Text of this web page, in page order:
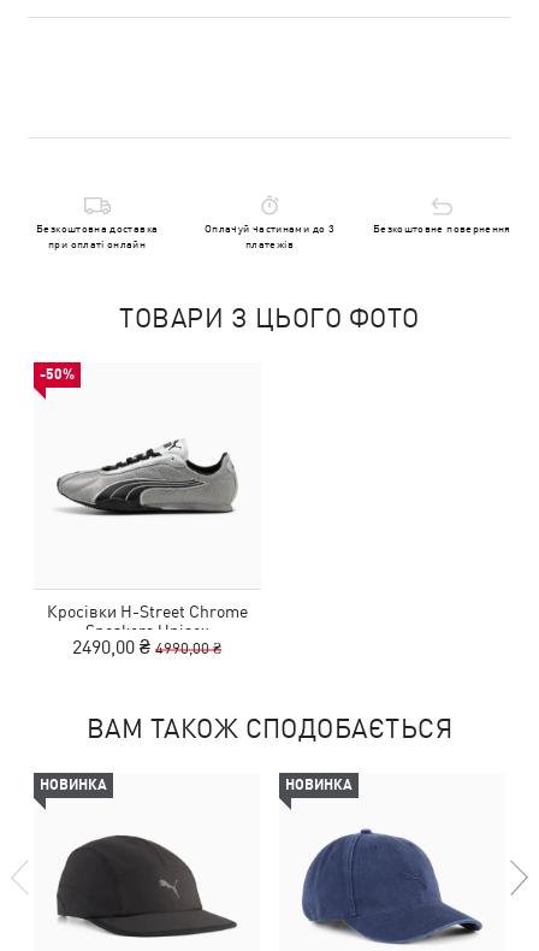
Безкоштовна доставка
при оплаті онлайн
Оплачуй частинами до 3
платежів
Безкоштовне повернення
ТОВАРИ З ЦЬОГО ФОТО
-50%
Кросівки H-Street Chrome
Sneakers Unisex
2490,00 ₴4990,00 ₴
ВАМ ТАКОЖ СПОДОБАЄТЬСЯ
НОВИНКА НОВИНКА